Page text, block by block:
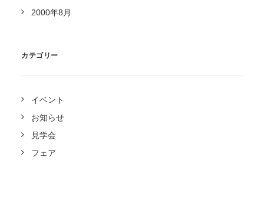
2000年8月
カテゴリー
イベント
お知らせ
見学会
フェア